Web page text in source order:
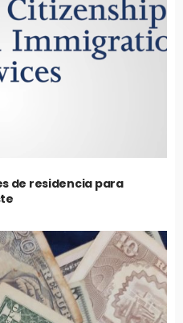
de residencia para